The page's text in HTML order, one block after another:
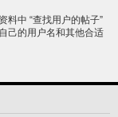
料中 “查找用户的帖子”
己的用户名和其他合适